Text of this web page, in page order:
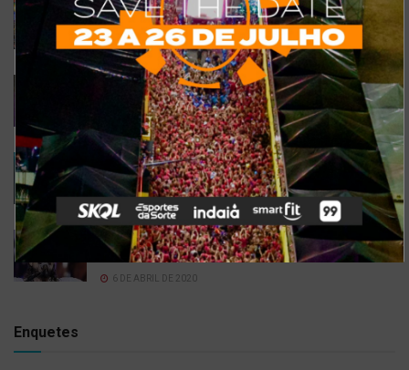
Confira a programação completa do São João de
Maracanaú 2022
19 DE JULHO DE 2022
Confira 5 restaurantes temáticos em Fortaleza
para visitar neste feriado
6 DE SETEMBRO DE 2021
Gusttavo Lima inicia venda de ingressos para
festival em navio luxuoso; saiba mais
Bell Marques confirma live especial com
repertório do show ‘Só As Antigas’
6 DE ABRIL DE 2020
Enquetes